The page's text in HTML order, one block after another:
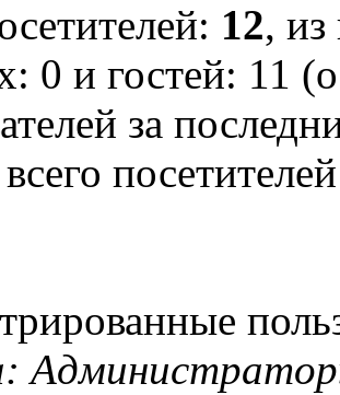
12, из
0 и гостей: 11
за